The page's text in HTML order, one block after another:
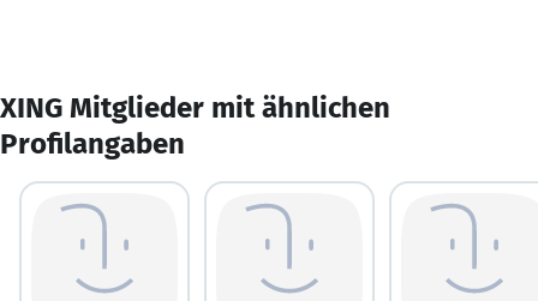
XING Mitglieder mit ähnlichen
Profilangaben